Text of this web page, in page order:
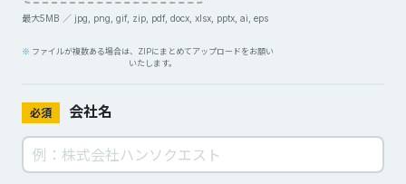
最大5MB ／ jpg, png, gif, zip, pdf, docx, xlsx, pptx, ai, eps
ファイルが複数ある場合は、ZIPにまとめてアップロードをお願い
いたします。
必須 会社名